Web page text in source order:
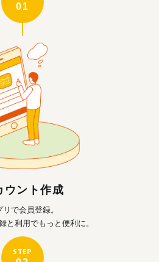
01
ウント作成
リで会員登録。
と利用でもっと便利に。
STEP